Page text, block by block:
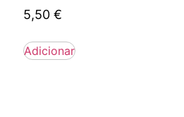
5,50 €
Adicionar